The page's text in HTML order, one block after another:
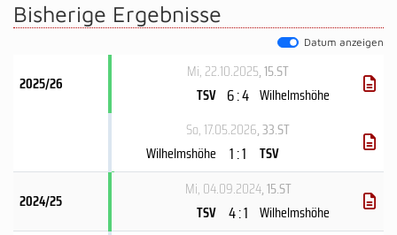
Bisherige Ergebnisse
Datum anzeigen
2025/26
Mi, 22.10.2025, 15.ST
TSV 6 : 4 Wilhelmshöhe
So, 17.05.2026, 33.ST
Wilhelmshöhe
1 : 1 TSV
2024/25
Mi, 04.09.2024, 15.ST
TSV 4 : 1 Wilhelmshöhe